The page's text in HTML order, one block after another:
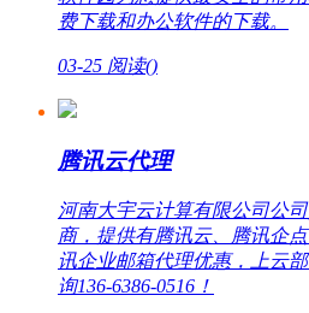
费下载和办公软件的下载。
03-25 阅读()
腾讯云代理
河南大宇云计算有限公司公
商，提供有腾讯云、腾讯企
讯企业邮箱代理优惠，上云
询136-6386-0516！